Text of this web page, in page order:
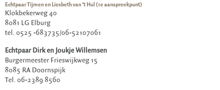
Echtpaar Tijmen en Liesbeth van ’t Hul (1e aanspreekpunt)
Klokbekerweg 40
8081 LG Elburg
tel. 0525 -683735/06-52107061
Echtpaar Dirk en Joukje Willemsen
Burgermeester Frieswijkweg 15
8085 RA Doornspijk
Tel. 06-2389 8560